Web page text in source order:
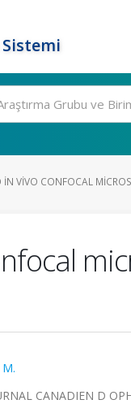
IN VIVO CONFOCAL
CANADIEN D